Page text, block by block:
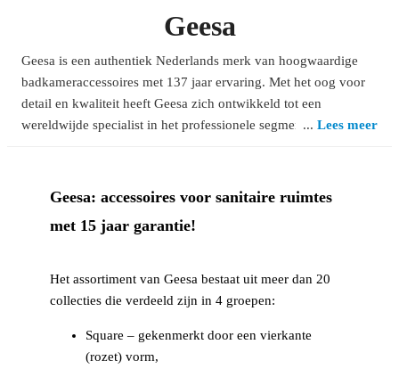
Geesa
Geesa is een authentiek Nederlands merk van hoogwaardige
badkameraccessoires met 137 jaar ervaring. Met het oog voor
detail en kwaliteit heeft Geesa zich ontwikkeld tot een
wereldwijde specialist in het professionele segment. De
functionaliteit, duurzaamheid en gebruiksgemak – dat is Geesa.
Lees meer
Geesa: accessoires voor sanitaire ruimtes
met 15 jaar garantie!
Het assortiment van Geesa bestaat uit meer dan 20
collecties die verdeeld zijn in 4 groepen:
Square – gekenmerkt door een vierkante
(rozet) vorm,